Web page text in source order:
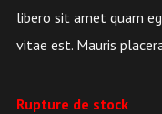
libero sit amet quam
vitae est. Mauris
Rupture de stock